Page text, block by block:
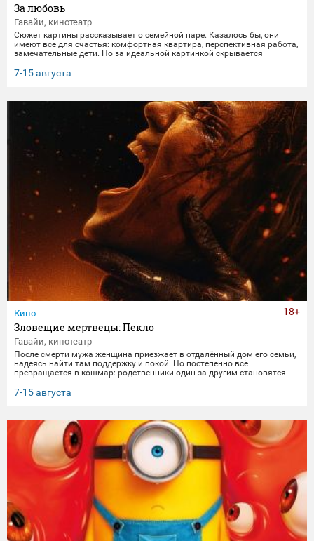
За любовь
Гавайи, кинотеатр
Сюжет картины рассказывает о семейной паре. Казалось бы, они
имеют все для счастья: комфортная квартира, перспективная работа,
замечательные дети. Но за идеальной картинкой скрывается
жизнью, убегая от рутины и последствий быта. Однажды пара
получает бутылку с волшебным напитком. Теперь их жизнь — это
7-15 августа
Кино
Зловещие мертвецы: Пекло
Гавайи, кинотеатр
После смерти мужа женщина приезжает в отдалённый дом его семьи,
надеясь найти там поддержку и покой. Но постепенно всё
превращается в кошмар: родственники один за другим становятся
клятвы любви и верности не заканчиваются даже со смертью.
7-15 августа
18+